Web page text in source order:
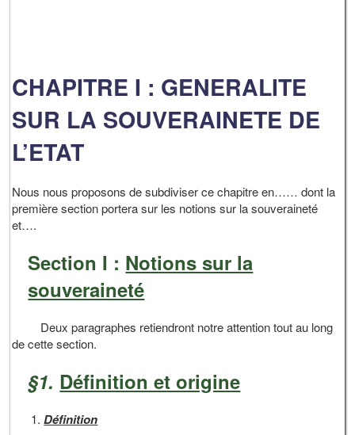
CHAPITRE I : GENERALITE
SUR LA SOUVERAINETE DE
L’ETAT
Nous nous proposons de subdiviser ce chapitre en…… dont la
première section portera sur les notions sur la souveraineté
et….
Section I : Notions sur la
souveraineté
Deux paragraphes retiendront notre attention tout au long
de cette section.
§1. Définition et origine
Définition